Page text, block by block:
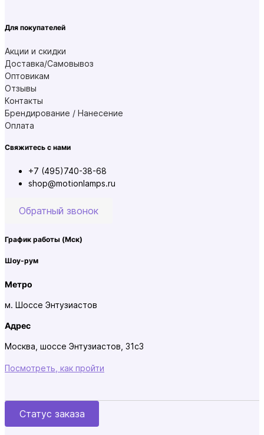
Для покупателей
Акции и скидки
Доставка/Самовывоз
Оптовикам
Отзывы
Контакты
Брендирование / Нанесение
Оплата
Свяжитесь с нами
+7 (495)740-38-68
shop@motionlamps.ru
Обратный звонок
График работы (Мск)
Шоу-рум
Метро
м. Шоссе Энтузиастов
Адрес
Москва, шоссе Энтузиастов, 31с3
Посмотреть, как пройти
Статус заказа